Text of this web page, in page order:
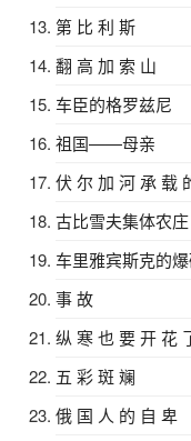
第 比 利 斯
翻 高 加 索 山
车臣的格罗兹尼
祖国——母亲
伏 尔 加 河 承 载
古比雪夫集体农庄
车里雅宾斯克的
事 故
纵 寒 也 要 开 花
五 彩 斑 斓
俄 国 人 的 自 卑